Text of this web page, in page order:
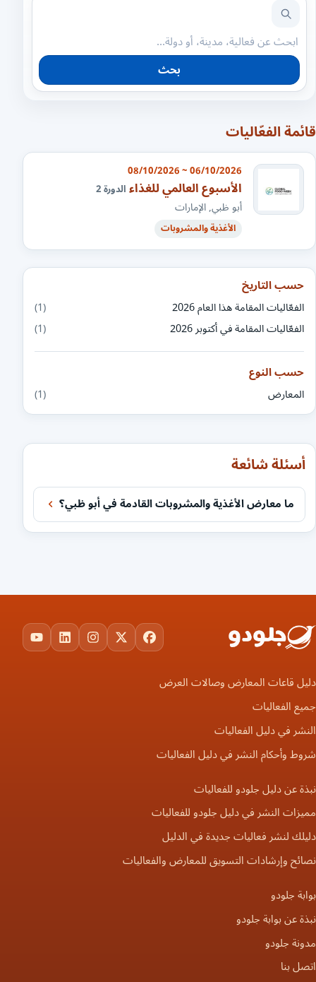
بحث
قائمة الفعّاليات
06/10/2026 ~ 08/10/2026
الأسبوع العالمي للغذاءالدورة 2
أبو ظبي, الإمارات
الأغذية والمشروبات
حسب التاريخ
الفعّاليات المقامة هذا العام 2026
(1)
الفعّاليات المقامة في أكتوبر 2026
(1)
حسب النوع
المعارض (1)
أسئلة شائعة
ما معارض الأغذية والمشروبات القادمة في أبو ظبي؟
Facebook
X
Instagram
LinkedIn
دليل قاعات المعارض وصالات العرض
جميع الفعاليات
النشر في دليل الفعاليات
شروط وأحكام النشر في دليل الفعاليات
نبذة عن دليل جلودو للفعاليات
مميزات النشر في دليل جلودو للفعاليات
دليلك لنشر فعاليات جديدة في الدليل
نصائح وإرشادات التسويق للمعارض والفعاليات
بوابة جلودو
نبذة عن بوابة جلودو
مدونة جلودو
اتصل بنا